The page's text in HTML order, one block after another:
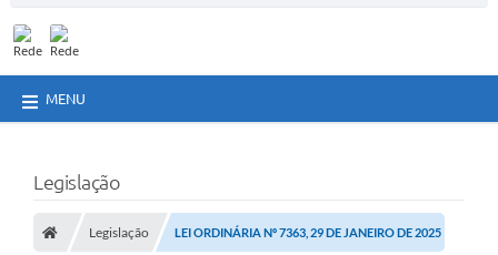
MENU
Legislação
Legislação LEI ORDINÁRIA Nº 7363, 29 DE JANEIRO DE 2025